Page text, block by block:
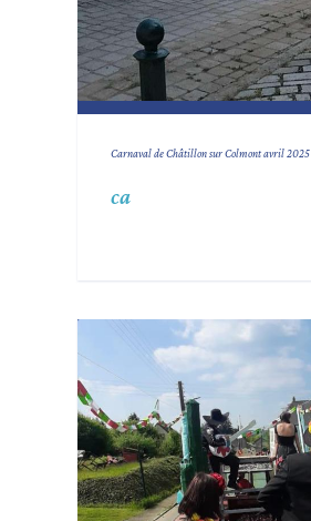
Carnaval de Châtillon sur Colmont avril 2025
ca